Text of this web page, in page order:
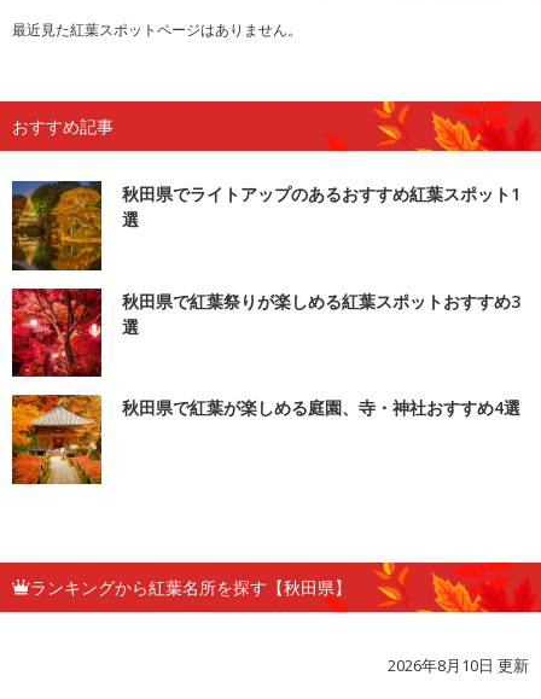
最近見た紅葉スポットページはありません。
おすすめ記事
秋田県でライトアップのあるおすすめ紅葉スポット1
選
秋田県で紅葉祭りが楽しめる紅葉スポットおすすめ3
選
秋田県で紅葉が楽しめる庭園、寺・神社おすすめ4選
ランキングから紅葉名所を探す【秋田県】
2026年8月10日 更新